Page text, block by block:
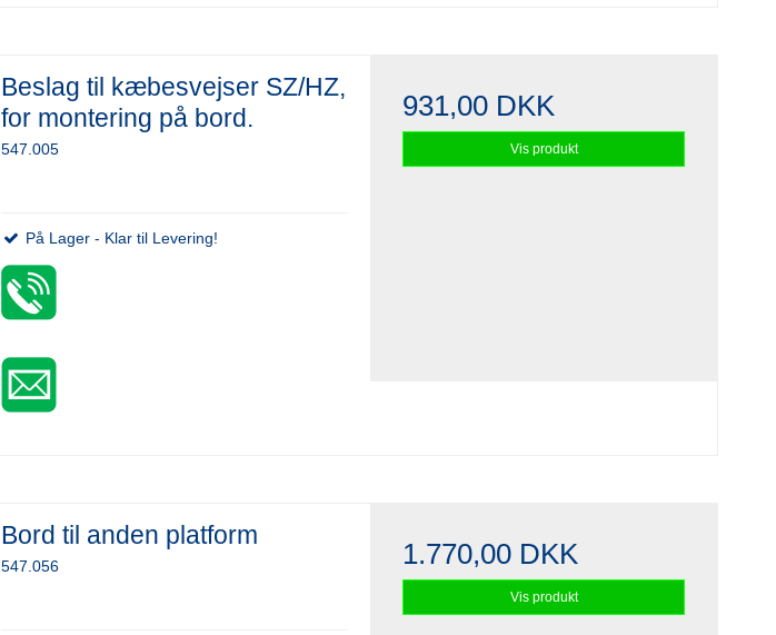
Beslag til kæbesvejser SZ/HZ,
for montering på bord.
547.005
På Lager - Klar til Levering!
931,00 DKK
Vis produkt
Bord til anden platform
547.056 1.770,00 DKK
Vis produkt